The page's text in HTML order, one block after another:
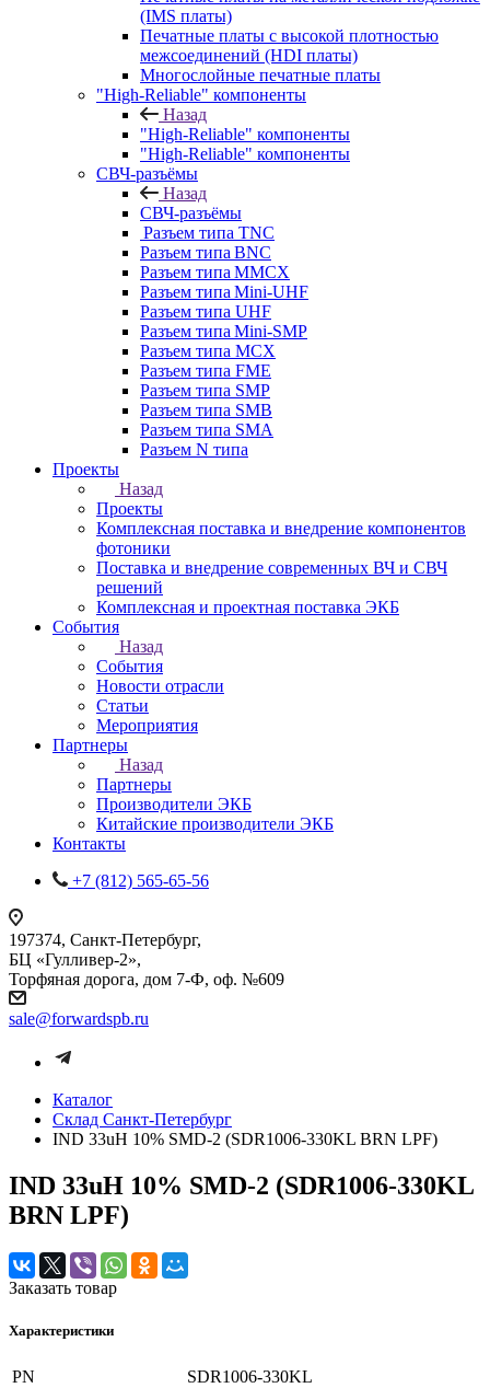
(IMS платы)
Печатные платы с высокой плотностью
межсоединений (HDI платы)
Многослойные печатные платы
"High-Reliable" компоненты
Назад
"High-Reliable" компоненты
"High-Reliable" компоненты
СВЧ-разъёмы
Назад
СВЧ-разъёмы
Разъем типа TNC
Разъем типа BNC
Разъем типа MMCX
Разъем типа Mini-UHF
Разъем типа UHF
Разъем типа Mini-SMP
Разъем типа MCX
Разъем типа FME
Разъем типа SMP
Разъем типа SMB
Разъем типа SMA
Разъем N типа
Проекты
Назад
Проекты
Комплексная поставка и внедрение компонентов
фотоники
Поставка и внедрение современных ВЧ и СВЧ
решений
Комплексная и проектная поставка ЭКБ
События
Назад
События
Новости отрасли
Статьи
Мероприятия
Партнеры
Назад
Партнеры
Производители ЭКБ
Китайские производители ЭКБ
Контакты
+7 (812) 565-65-56
197374, Санкт-Петербург,
БЦ «Гулливер-2»,
Торфяная дорога, дом 7-Ф, оф. №609
sale@forwardspb.ru
Каталог
Cклад Санкт-Петербург
IND 33uH 10% SMD-2 (SDR1006-330KL BRN LPF)
IND 33uH 10% SMD-2 (SDR1006-330KL
BRN LPF)
Заказать товар
Характеристики
PN
SDR1006-330KL